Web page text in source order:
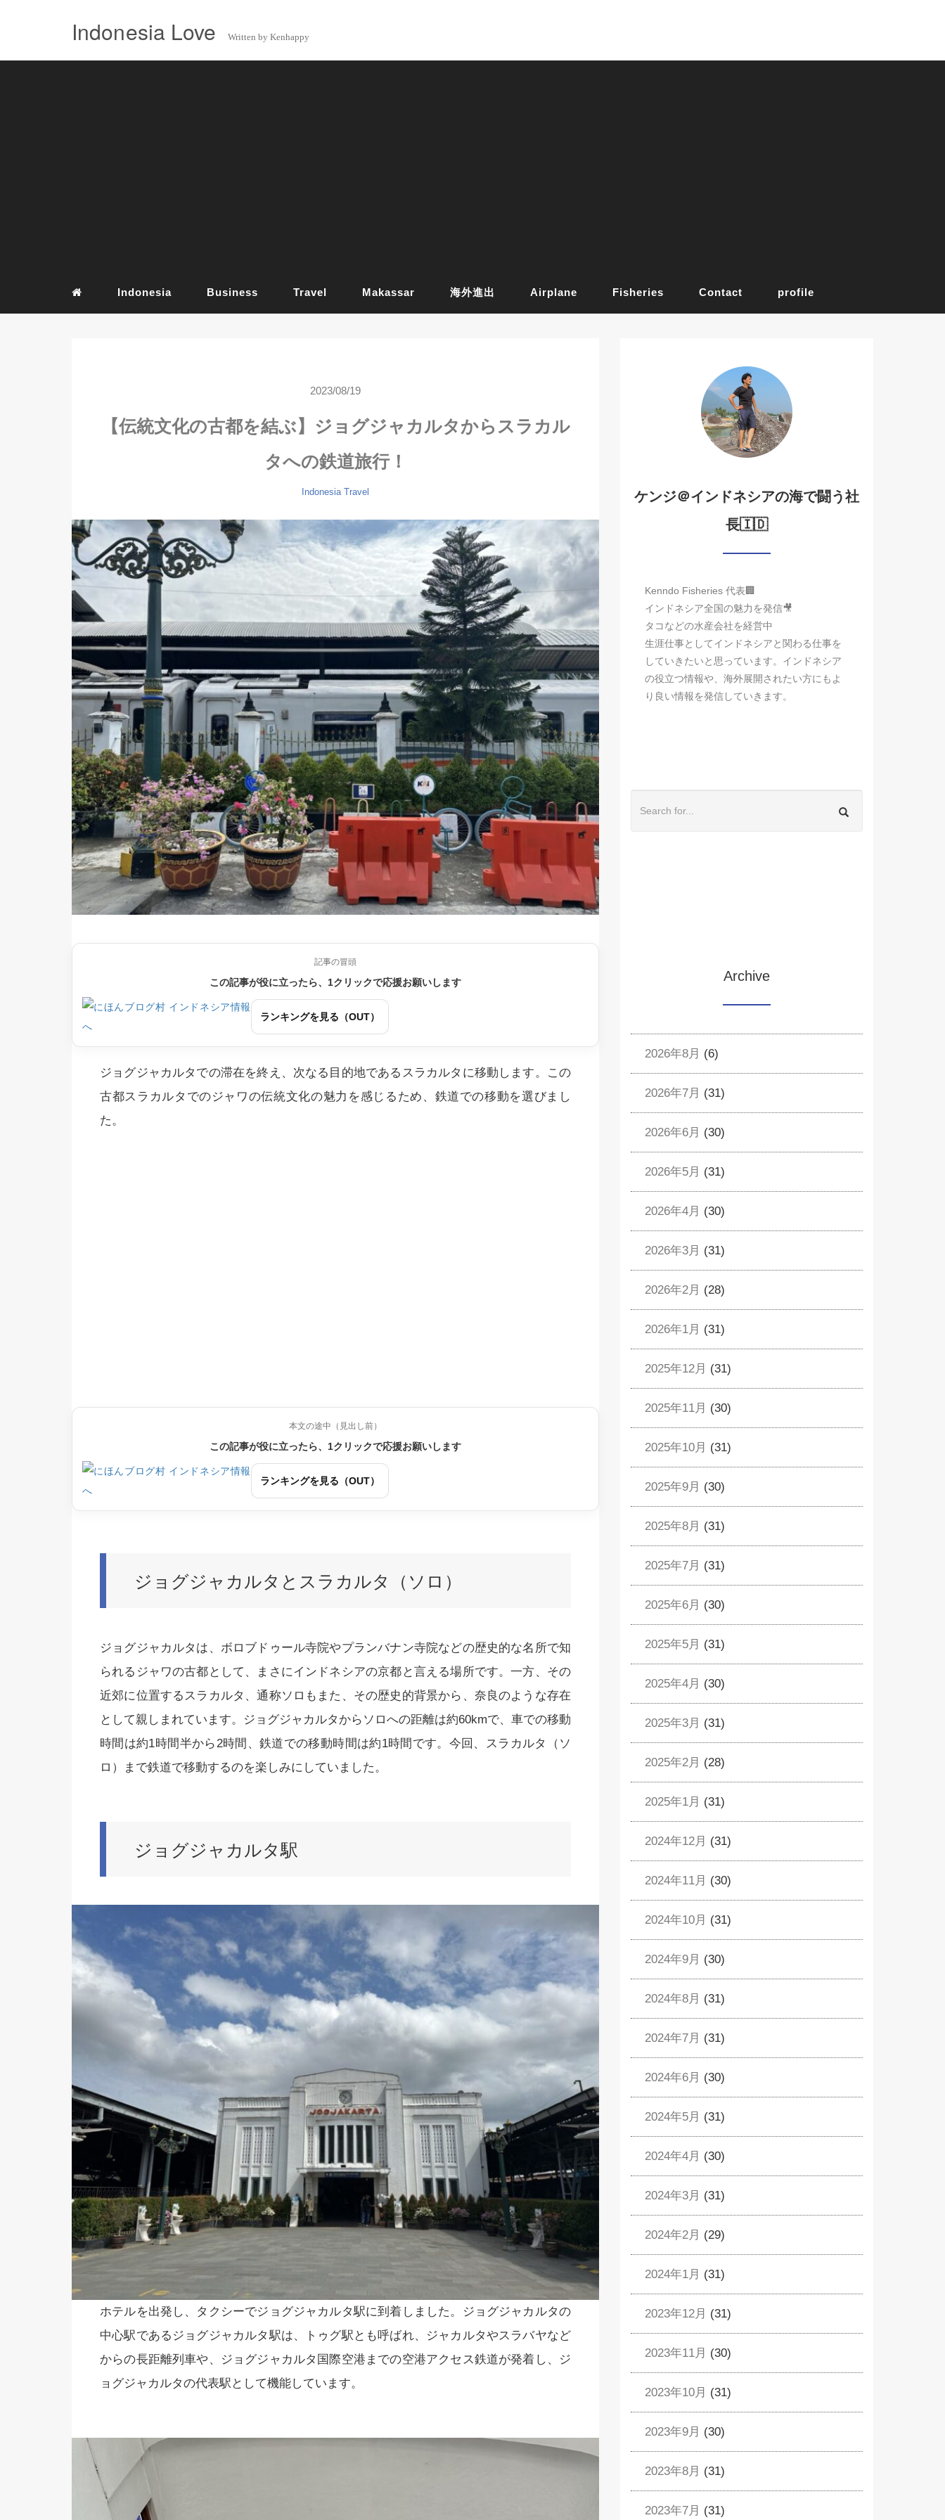
Indonesia Love Written by Kenhappy
Indonesia Business Travel Makassar 海外進出 Airplane Fisheries Contact profile
2023/08/19
【伝統文化の古都を結ぶ】ジョグジャカルタからスラカル
タへの鉄道旅行！
Indonesia Travel
記事の冒頭
この記事が役に立ったら、1クリックで応援お願いします
ランキングを見る（OUT）
ジョグジャカルタでの滞在を終え、次なる目的地であるスラカルタに移動します。この
古都スラカルタでのジャワの伝統文化の魅力を感じるため、鉄道での移動を選びまし
た。
本文の途中（見出し前）
この記事が役に立ったら、1クリックで応援お願いします
ランキングを見る（OUT）
ジョグジャカルタとスラカルタ（ソロ）
ジョグジャカルタは、ボロブドゥール寺院やプランバナン寺院などの歴史的な名所で知
られるジャワの古都として、まさにインドネシアの京都と言える場所です。一方、その
近郊に位置するスラカルタ、通称ソロもまた、その歴史的背景から、奈良のような存在
として親しまれています。ジョグジャカルタからソロへの距離は約60kmで、車での移動
時間は約1時間半から2時間、鉄道での移動時間は約1時間です。今回、スラカルタ（ソ
ロ）まで鉄道で移動するのを楽しみにしていました。
ジョグジャカルタ駅
ホテルを出発し、タクシーでジョグジャカルタ駅に到着しました。ジョグジャカルタの
中心駅であるジョグジャカルタ駅は、トゥグ駅とも呼ばれ、ジャカルタやスラバヤなど
からの長距離列車や、ジョグジャカルタ国際空港までの空港アクセス鉄道が発着し、ジ
ョグジャカルタの代表駅として機能しています。
ケンジ＠インドネシアの海で闘う社
長🇮🇩
Kenndo Fisheries 代表🏢
インドネシア全国の魅力を発信🎥
タコなどの水産会社を経営中
生涯仕事としてインドネシアと関わる仕事を
していきたいと思っています。インドネシア
の役立つ情報や、海外展開されたい方にもよ
り良い情報を発信していきます。
Archive
2026年8月 (6)
2026年7月 (31)
2026年6月 (30)
2026年5月 (31)
2026年4月 (30)
2026年3月 (31)
2026年2月 (28)
2026年1月 (31)
2025年12月 (31)
2025年11月 (30)
2025年10月 (31)
2025年9月 (30)
2025年8月 (31)
2025年7月 (31)
2025年6月 (30)
2025年5月 (31)
2025年4月 (30)
2025年3月 (31)
2025年2月 (28)
2025年1月 (31)
2024年12月 (31)
2024年11月 (30)
2024年10月 (31)
2024年9月 (30)
2024年8月 (31)
2024年7月 (31)
2024年6月 (30)
2024年5月 (31)
2024年4月 (30)
2024年3月 (31)
2024年2月 (29)
2024年1月 (31)
2023年12月 (31)
2023年11月 (30)
2023年10月 (31)
2023年9月 (30)
2023年8月 (31)
2023年7月 (31)